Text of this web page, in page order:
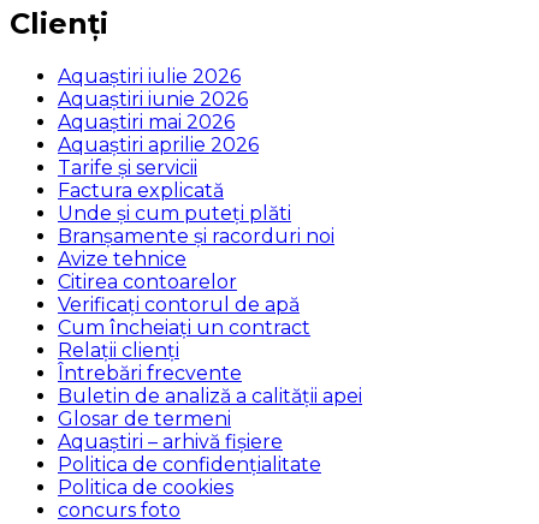
Clienți
Aquaștiri iulie 2026
Aquaștiri iunie 2026
Aquaștiri mai 2026
Aquaștiri aprilie 2026
Tarife și servicii
Factura explicată
Unde și cum puteţi plăti
Branșamente și racorduri noi
Avize tehnice
Citirea contoarelor
Verificaţi contorul de apă
Cum încheiaţi un contract
Relaţii clienţi
Întrebări frecvente
Buletin de analiză a calităţii apei
Glosar de termeni
Aquaștiri – arhivă fișiere
Politica de confidențialitate
Politica de cookies
concurs foto